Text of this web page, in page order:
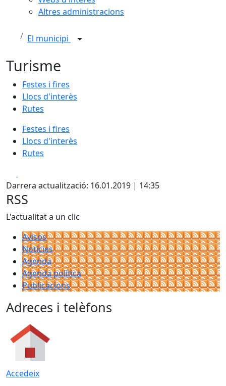
Altres administracions
El municipi
Turisme
Festes i fires
Llocs d'interès
Rutes
Festes i fires
Llocs d'interès
Rutes
Darrera actualització: 16.01.2019 | 14:35
RSS
L'actualitat a un clic
Avisos
Notícies
Agenda
Agenda política
Publicacions
Adreces i telèfons
Accedeix